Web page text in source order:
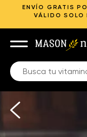
ENVÍO GRATIS
VÁLIDO SOLO